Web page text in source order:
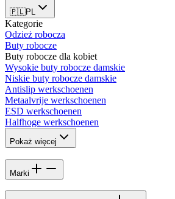
🇵🇱PL
Kategorie
Odzież robocza
Buty robocze
Buty robocze dla kobiet
Wysokie buty robocze damskie
Niskie buty robocze damskie
Antislip werkschoenen
Metaalvrije werkschoenen
ESD werkschoenen
Halfhoge werkschoenen
Pokaż więcej
Marki